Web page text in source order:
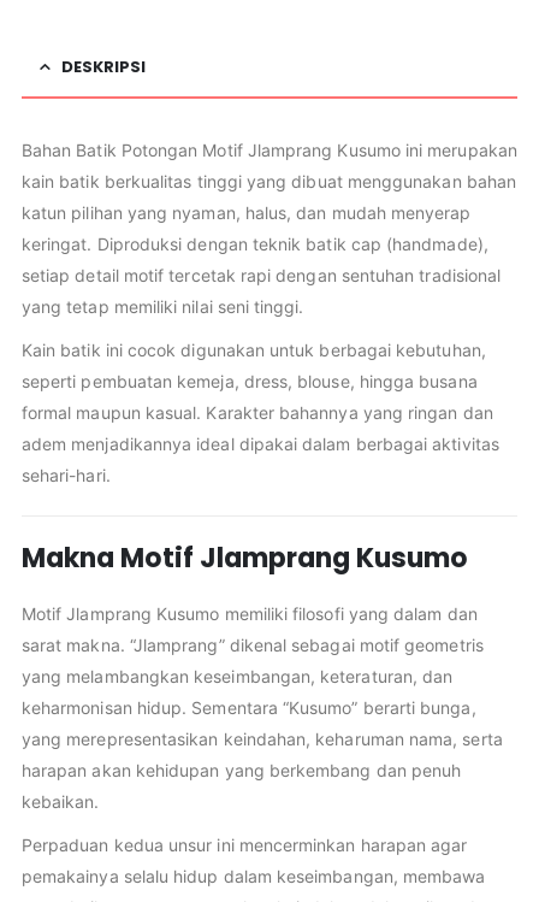
DESKRIPSI
Bahan Batik Potongan Motif Jlamprang Kusumo ini merupakan
kain batik berkualitas tinggi yang dibuat menggunakan bahan
katun pilihan yang nyaman, halus, dan mudah menyerap
keringat. Diproduksi dengan teknik batik cap (handmade),
setiap detail motif tercetak rapi dengan sentuhan tradisional
yang tetap memiliki nilai seni tinggi.
Kain batik ini cocok digunakan untuk berbagai kebutuhan,
seperti pembuatan kemeja, dress, blouse, hingga busana
formal maupun kasual. Karakter bahannya yang ringan dan
adem menjadikannya ideal dipakai dalam berbagai aktivitas
sehari-hari.
Makna Motif Jlamprang Kusumo
Motif Jlamprang Kusumo memiliki filosofi yang dalam dan
sarat makna. “Jlamprang” dikenal sebagai motif geometris
yang melambangkan keseimbangan, keteraturan, dan
keharmonisan hidup. Sementara “Kusumo” berarti bunga,
yang merepresentasikan keindahan, keharuman nama, serta
harapan akan kehidupan yang berkembang dan penuh
kebaikan.
Perpaduan kedua unsur ini mencerminkan harapan agar
pemakainya selalu hidup dalam keseimbangan, membawa